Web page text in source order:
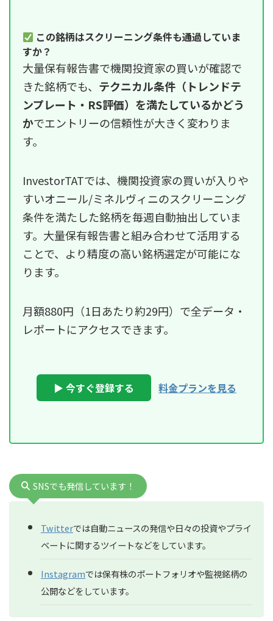
この銘柄はスクリーニング条件も通過していま
すか？
大量保有報告書で機関投資家の買いが確認で
きた銘柄でも、 テクニカル条件（トレンドテ
ンプレート・RS評価）を満たしているかどう
かでエントリーの信頼性が大きく変わりま
す。
InvestorTATでは、機関投資家の買いが入りや
すいオニール/ミネルヴィニのスクリーニング
条件を満たした銘柄を毎週自動抽出していま
す。大量保有報告書と組み合わせて活用する
ことで、より精度の高い銘柄選定が可能にな
ります。
月額880円（1日あたり約29円）で全データ・
レポートにアクセスできます。
▶ 今すぐ登録する 料金プランを見る
SNSでも発信しています！
Twitterでは自動ニュースの発信や日々の投資やプライ
ベートに関するツイートなどをしています。
Instagramでは保有株のポートフォリオや監視銘柄の
公開などをしています。